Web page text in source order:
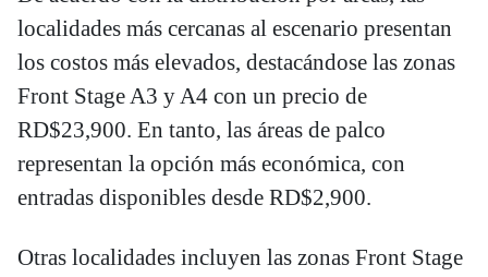
localidades más cercanas al escenario presentan
los costos más elevados, destacándose las zonas
Front Stage A3 y A4 con un precio de
RD$23,900. En tanto, las áreas de palco
representan la opción más económica, con
entradas disponibles desde RD$2,900.
Otras localidades incluyen las zonas Front Stage